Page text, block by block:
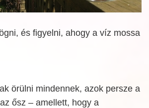
és figyelni, ahogy a víz mossa
örülni mindennek, azok persze a
ősz – amellett, hogy a